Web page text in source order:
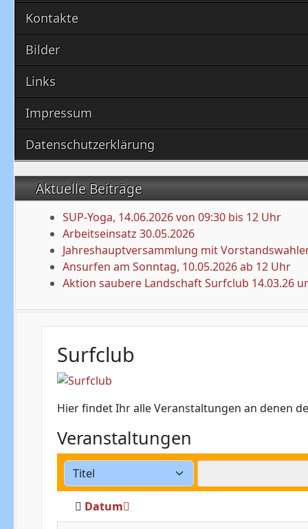
Kontakte
Bilder
Links
Impressum
Datenschutzerklärung
Aktuelle Beiträge
SUP-Yoga, 14.06.2026 von 09:30 bis 12 Uhr
Arbeitseinsatz 30.05.2026
Jahreshauptversammlung mit
Ansurfen am Sonntag, 10.05.2026 ab 12 Uhr
Aktion saubere Landschaft Surfclub 14.03.26
Surfclub
Hier findet Ihr alle Veranstaltungen an denen
Veranstaltungen
Datum